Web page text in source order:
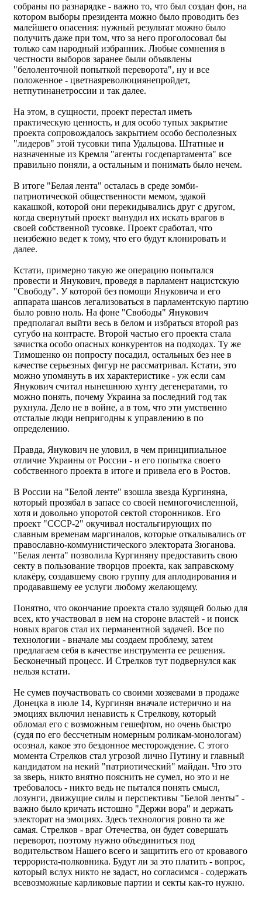
собраны по разнарядке - важно то, что был создан фон, на
котором выборы президента можно было проводить без
малейшего опасения: нужный результат можно было
получить даже при том, что за него проголосовал бы
только сам народный избранник. Любые сомнения в
честности выборов заранее были объявлены
"белоленточной попыткой переворота", ну и все
положенное - цветнаяреволюциянепройдет,
нетпутинанетроссии и так далее.
На этом, в сущности, проект перестал иметь
практическую ценность, и для особо тупых закрытие
проекта сопровождалось закрытием особо бесполезных
"лидеров" этой тусовки типа Удальцова. Штатные и
назначенные из Кремля "агенты госдепартамента" все
правильно поняли, а остальным и понимать было нечем.
В итоге "Белая лента" осталась в среде зомби-
патриотической общественности мемом, эдакой
какашкой, которой они перекидывались друг с другом,
когда свернутый проект вынудил их искать врагов в
своей собственной тусовке. Проект сработал, что
неизбежно ведет к тому, что его будут клонировать и
далее.
Кстати, примерно такую же операцию попытался
провести и Янукович, проведя в парламент нацистскую
"Свободу". У которой без помощи Януковича и его
аппарата шансов легализоваться в парламентскую партию
было ровно ноль. На фоне "Свободы" Янукович
предполагал выйти весь в белом и избраться второй раз
сугубо на контрасте. Второй частью его проекта стала
зачистка особо опасных конкурентов на подходах. Ту же
Тимошенко он попросту посадил, остальных без нее в
качестве серьезных фигур не рассматривал. Кстати, это
можно упомянуть в их характеристике - уж если сам
Янукович считал нынешнюю хунту дегенератами, то
можно понять, почему Украина за последний год так
рухнула. Дело не в войне, а в том, что эти умственно
отсталые люди непригодны к управлению в по
определению.
Правда, Янукович не уловил, в чем принципиальное
отличие Украины от России - и его попытка своего
собственного проекта в итоге и привела его в Ростов.
В России на "Белой ленте" взошла звезда Кургиняна,
который прозябал в запасе со своей немногочисленной,
хотя и довольно упоротой сектой сторонников. Его
проект "СССР-2" окучивал ностальгирующих по
славным временам маргиналов, которые откалывались от
православно-коммунистического электората Зюганова.
"Белая лента" позволила Кургиняну предоставить свою
секту в пользование творцов проекта, как заправскому
клакёру, создавшему свою группу для аплодирования и
продававшему ее услуги любому желающему.
Понятно, что окончание проекта стало зудящей болью для
всех, кто участвовал в нем на стороне властей - и поиск
новых врагов стал их перманентной задачей. Все по
технологии - вначале мы создаем проблему, затем
предлагаем себя в качестве инструмента ее решения.
Бесконечный процесс. И Стрелков тут подвернулся как
нельзя кстати.
Не сумев поучаствовать со своими хозяевами в продаже
Донецка в июле 14, Кургинян вначале истерично и на
эмоциях включил ненависть к Стрелкову, который
обломал его с возможным гешефтом, но очень быстро
(судя по его бессчетным номерным роликам-монологам)
осознал, какое это бездонное месторождение. С этого
момента Стрелков стал угрозой лично Путину и главный
кандидатом на некий "патриотический" майдан. Что это
за зверь, никто внятно пояснить не сумел, но это и не
требовалось - никто ведь не пытался понять смысл,
лозунги, движущие силы и перспективы "Белой ленты" -
важно было кричать истошно "Держи вора" и держать
электорат на эмоциях. Здесь технология ровно та же
самая. Стрелков - враг Отечества, он будет совершать
переворот, поэтому нужно объединиться под
водительством Нашего всего и защитить его от кровавого
террориста-полковника. Будут ли за это платить - вопрос,
который вслух никто не задаст, но согласимся - содержать
всевозможные карликовые партии и секты как-то нужно.